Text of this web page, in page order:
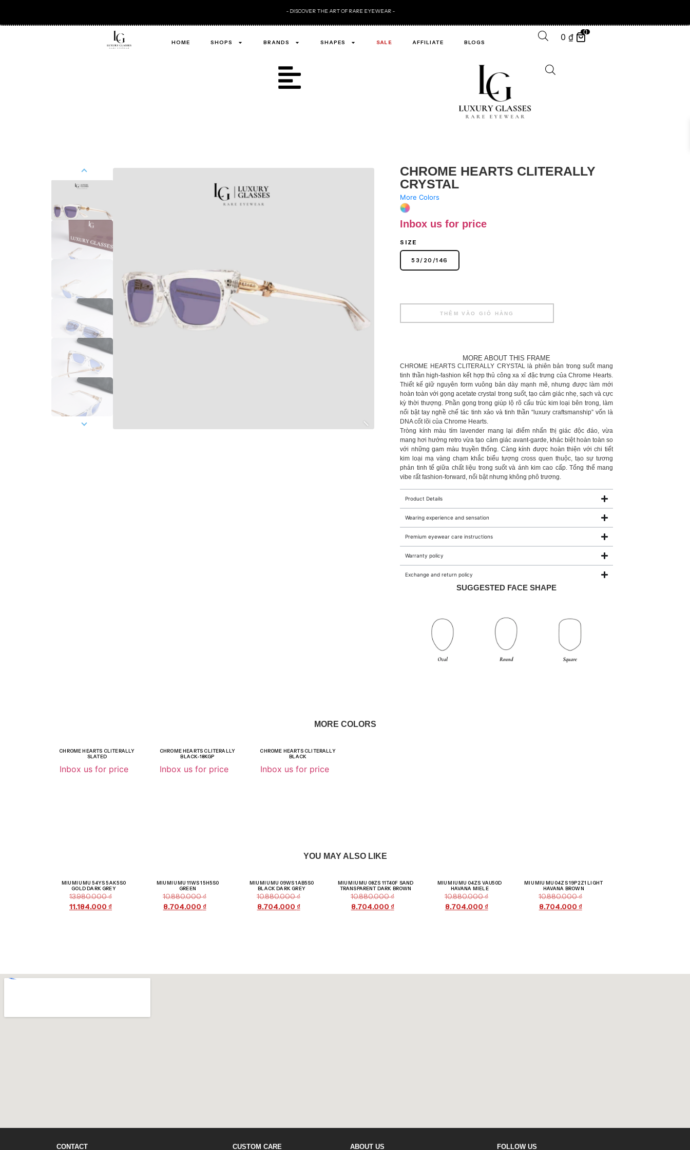
HOME SHOPS BRANDS SHAPES SALE AFFILIATE BLOGS
0₫ 0
CHROME HEARTS CLITERALLY
CRYSTAL
More Colors
Inbox us for price
SIZE
53 / 20 /146
THÊM VÀO GIỎ HÀNG
MORE ABOUT THIS FRAME
CHROME HEARTS CLITERALLY CRYSTAL là phiên bản trong suốt mang
tinh thần high-fashion kết hợp thủ công xa xỉ đặc trưng của Chrome Hearts.
Thiết kế giữ nguyên form vuông bản dày mạnh mẽ, nhưng được làm mới
hoàn toàn với gọng acetate crystal trong suốt, tạo cảm giác nhẹ, sạch và cực
kỳ thời thượng. Phần gọng trong giúp lộ rõ cấu trúc kim loại bên trong, làm
nổi bật tay nghề chế tác tinh xảo và tinh thần “luxury craftsmanship” vốn là
DNA cốt lõi của Chrome Hearts.
Tròng kính màu tím lavender mang lại điểm nhấn thị giác độc đáo, vừa
mang hơi hướng retro vừa tạo cảm giác avant-garde, khác biệt hoàn toàn so
với những gam màu truyền thống. Càng kính được hoàn thiện với chi tiết
kim loại mạ vàng chạm khắc biểu tượng cross quen thuộc, tạo sự tương
phản tinh tế giữa chất liệu trong suốt và ánh kim cao cấp. Tổng thể mang
vibe rất fashion-forward, nổi bật nhưng không phô trương.
Product Details
Wearing experience and sensation
Premium eyewear care instructions
Warranty policy
Exchange and return policy
SUGGESTED FACE SHAPE
MORE COLORS
CHROME HEARTS CLITERALLY
SLATED
Inbox us for price
CHROME HEARTS CLITERALLY
BLACK-18KGP
Inbox us for price
CHROME HEARTS CLITERALLY
BLACK
Inbox us for price
YOU MAY ALSO LIKE
MIU MIU MU 54YS 5AK5S0
GOLD DARK GREY
13.980.000₫
11.184.000₫
MIU MIU MU 11WS 15H5S0
GREEN
10.880.000₫
8.704.000 ₫
MIU MIU MU 09WS 1AB5S0
BLACK DARK GREY
10.880.000₫
8.704.000 ₫
MIU MIU MU 08ZS 11T40F SAND
TRANSPARENT DARK BROWN
10.880.000₫
8.704.000 ₫
MIU MIU MU 04ZS VAU50D
HAVANA MIELE
10.880.000₫
8.704.000 ₫
MIU MIU MU 04ZS 19P2Z1 LIGHT
HAVANA BROWN
10.880.000₫
8.704.000 ₫
CONTACT CUSTOM CARE ABOUT US FOLLOW US